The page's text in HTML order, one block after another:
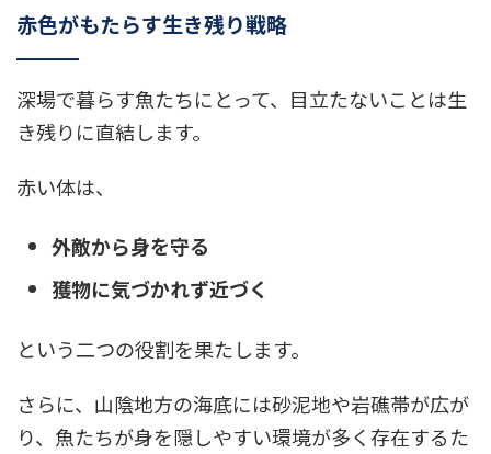
赤色がもたらす生き残り戦略
深場で暮らす魚たちにとって、目立たないことは生
き残りに直結します。
赤い体は、
外敵から身を守る
獲物に気づかれず近づく
という二つの役割を果たします。
さらに、山陰地方の海底には砂泥地や岩礁帯が広が
り、魚たちが身を隠しやすい環境が多く存在するた